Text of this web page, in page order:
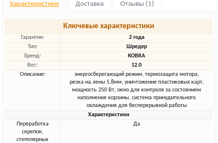
Характеристики Доставка Отзывы (1)
Ключевые характеристики
Гарантия:
2 года
Тип:
Шредер
Бренд:
KOBRA
Вес:
12.0
Описание:
энергосберегающий режим, термозащита мотора,
резка на лены 5.8мм, уничтожение пластиковых карт,
мощность 250 Вт, окно для контроля за состоянием
наполнения корзины, система принудительного
охлаждения для бесперерывной работы
Характеристики
Переработка
скрепок,
степплерных
Да